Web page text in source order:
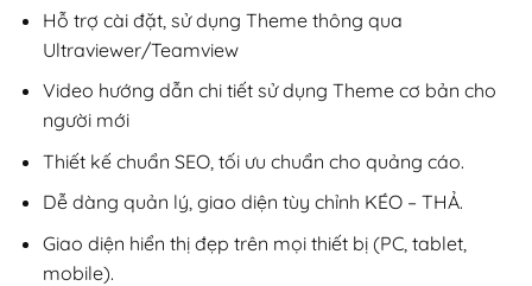
Hỗ trợ cài đặt, sử dụng Theme thông qua
Ultraviewer/Teamview
Video hướng dẫn chi tiết sử dụng Theme cơ bản cho
người mới
Thiết kế chuẩn SEO, tối ưu chuẩn cho quảng cáo.
Dễ dàng quản lý, giao diện tùy chỉnh KÉO – THẢ.
Giao diện hiển thị đẹp trên mọi thiết bị (PC, tablet,
mobile).